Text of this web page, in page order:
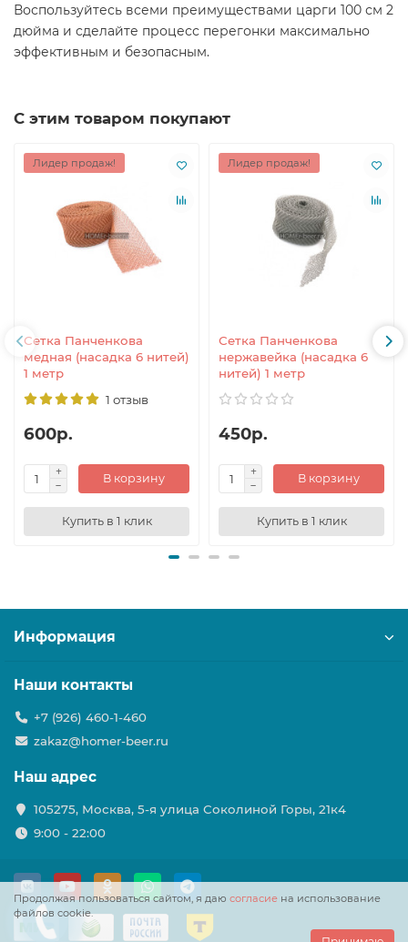
Воспользуйтесь всеми преимуществами царги 100 см 2
дюйма и сделайте процесс перегонки максимально
эффективным и безопасным.
С этим товаром покупают
Лидер продаж!
Сетка Панченкова
медная (насадка 6 нитей)
1 метр
1 отзыв
600р.
В корзину
Купить в 1 клик
Лидер продаж!
Сетка Панченкова
нержавейка (насадка 6
нитей) 1 метр
450р.
В корзину
Купить в 1 клик
Продолжая пользоваться сайтом, я даю согласие на использование
файлов cookie.
Информация
Наши контакты
+7 (926) 460-1-460
zakaz@homer-beer.ru
Наш адрес
105275, Москва, 5-я улица Соколиной Горы, 21к4
9:00 - 22:00